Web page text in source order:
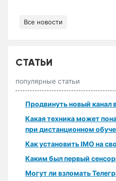
Все новости
СТАТЬИ
популярные статьи
Продвинуть новый канал
Какая техника может
при дистанционном
Как установить IMO на
Каким был первый
Могут ли взломать